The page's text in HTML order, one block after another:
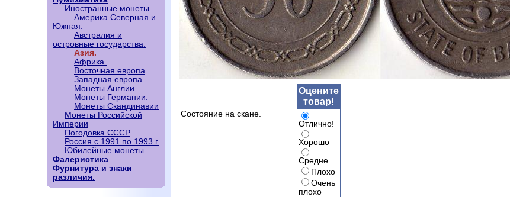
Иностранные монеты
Америка Северная и
Южная.
Австралия и
островные государства.
Азия.
Африка.
Восточная европа
Западная европа
Монеты Англии
Монеты Германии.
Монеты Скандинавии
Монеты Российской
Империи
Погодовка СССР
Россия с 1991 по 1993 г.
Юбилейные монеты
Фалеристика
Фурнитура и знаки
различия.
Состояние на скане.
Оцените
товар!
Отлично!
Хорошо
Средне
Плохо
Очень
плохо